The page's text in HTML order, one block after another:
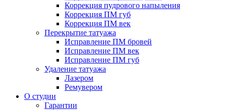
Коррекция пудрового напыления
Коррекция ПМ губ
Коррекция ПМ век
Перекрытие татуажа
Исправление ПМ бровей
Исправление ПМ век
Исправление ПМ губ
Удаление татуажа
Лазером
Ремувером
О студии
Гарантии